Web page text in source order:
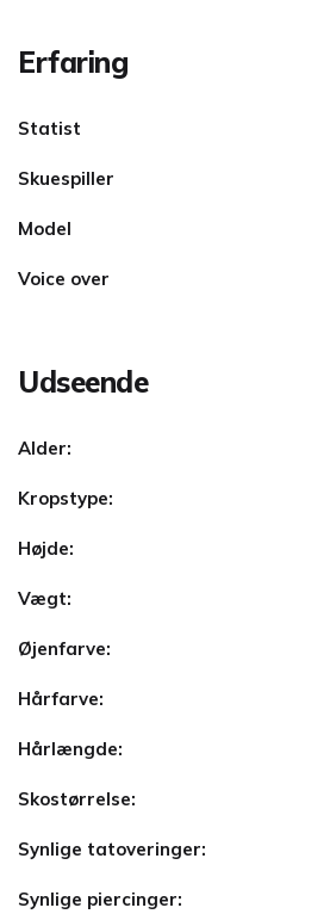
Erfaring
Statist
Skuespiller
Model
Voice over
Udseende
Alder:
Kropstype:
Højde:
Vægt:
Øjenfarve:
Hårfarve:
Hårlængde:
Skostørrelse:
Synlige tatoveringer:
Synlige piercinger: